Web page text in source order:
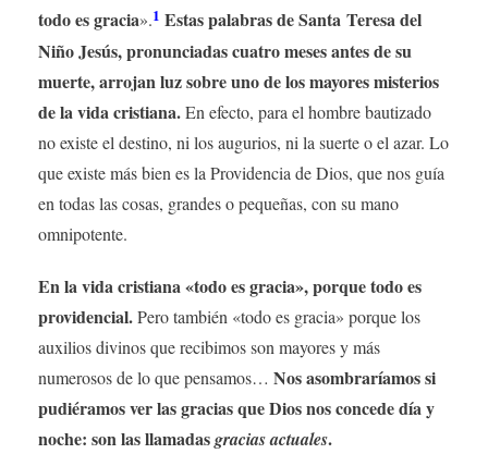
todo es gracia».1 Estas palabras de Santa Teresa del
Niño Jesús, pronunciadas cuatro meses antes de su
muerte, arrojan luz sobre uno de los mayores misterios
de la vida cristiana.En efecto, para el hombre bautizado
no existe el destino, ni los augurios, ni la suerte o el azar. Lo
que existe más bien es la Providencia de Dios, que nos guía
en todas las cosas, grandes o pequeñas, con su mano
omnipotente.
En la vida cristiana «todo es gracia», porque todo es
providencial.Pero también «todo es gracia» porque los
auxilios divinos que recibimos son mayores y más
numerosos de lo que pensamos… Nos asombraríamos si
pudiéramos ver las gracias que Dios nos concede día y
noche: son las llamadasgracias actuales.